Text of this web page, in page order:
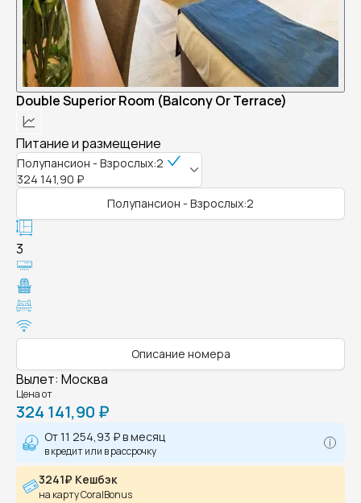
Double Superior Room (Balcony Or Terrace)
Питание и размещение
Полупансион - Взрослых:2
324 141,90 ₽
Полупансион - Взрослых:2
3
Описание номера
Вылет: Москва
Цена от
324 141,90 ₽
От11 254,93 ₽в месяц
в кредит или в рассрочку
3241₽ Кешбэк
на карту CoralBonus